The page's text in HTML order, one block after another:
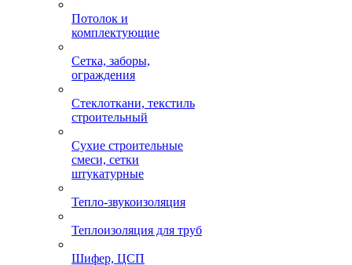
Потолок и
комплектующие
Сетка, заборы,
ограждения
Стеклоткани, текстиль
строительный
Сухие строительные
смеси, сетки
штукатурные
Тепло-звукоизоляция
Теплоизоляция для труб
Шифер, ЦСП